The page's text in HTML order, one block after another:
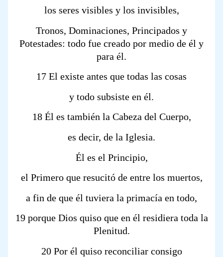
los seres visibles y los invisibles,
Tronos, Dominaciones, Principados y
Potestades: todo fue creado por medio de él y
para él.
17 El existe antes que todas las cosas
y todo subsiste en él.
18 Él es también la Cabeza del Cuerpo,
es decir, de la Iglesia.
Él es el Principio,
el Primero que resucitó de entre los muertos,
a fin de que él tuviera la primacía en todo,
19 porque Dios quiso que en él residiera toda la
Plenitud.
20 Por él quiso reconciliar consigo